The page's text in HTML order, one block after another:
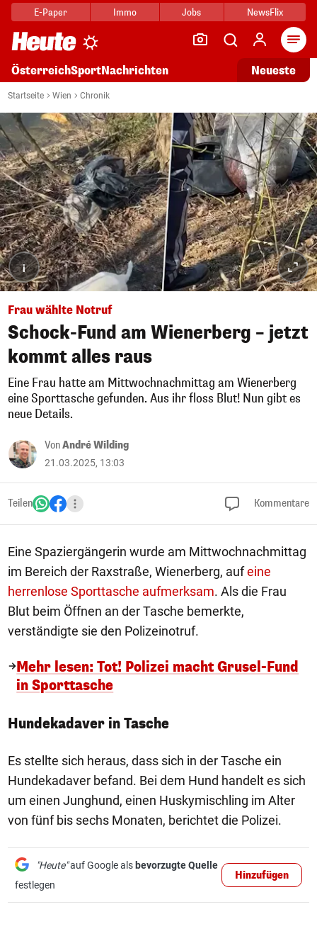
E-Paper Immo Jobs NewsFlix
ÖsterreichSportNachrichten Neueste
Startseite Wien Chronik
i
Frau wählte Notruf
Schock-Fund am Wienerberg – jetzt
kommt alles raus
Eine Frau hatte am Mittwochnachmittag am Wienerberg
eine Sporttasche gefunden. Aus ihr floss Blut! Nun gibt es
neue Details.
VonAndré Wilding
21.03.2025, 13:03
Teilen Kommentare
Eine Spaziergängerin wurde am Mittwochnachmittag
im Bereich der Raxstraße, Wienerberg, aufeine
herrenlose Sporttasche aufmerksam. Als die Frau
Blut beim Öffnen an der Tasche bemerkte,
verständigte sie den Polizeinotruf.
Mehr lesen: Tot! Polizei macht Grusel-Fund
in Sporttasche
Hundekadaver in Tasche
Es stellte sich heraus, dass sich in der Tasche ein
Hundekadaver befand. Bei dem Hund handelt es sich
um einen Junghund, einen Huskymischling im Alter
von fünf bis sechs Monaten, berichtet die Polizei.
"Heute"auf Google als bevorzugte Quelle
festlegen
Hinzufügen